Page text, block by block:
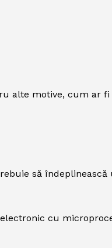
alte motive, cum ar fi
să îndeplinească
cu